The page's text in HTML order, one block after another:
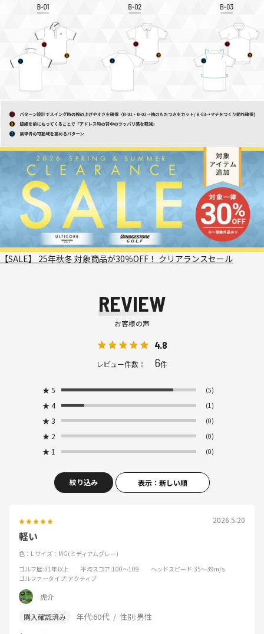
【SALE】 25年秋冬 対象商品が30％OFF！ クリアランスセール
REVIEW
お客様の声
4.8
レビュー件数： 6件
★ 5 (5)
★ 4 (1)
★ 3 (0)
★ 2 (0)
★ 1 (0)
絞り込み 表示：新しい順
2026.5.20
軽い
色：L サイズ：MG(ミディアムグレー)
ゴルフ歴:31年以上 平均スコア:100～109 ヘッドスピード:35～39m/s
ゴルファータイプ:アクティブ
虎介
年代:60代 性別:男性